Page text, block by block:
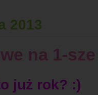
2013
na 1-
już rok? :)